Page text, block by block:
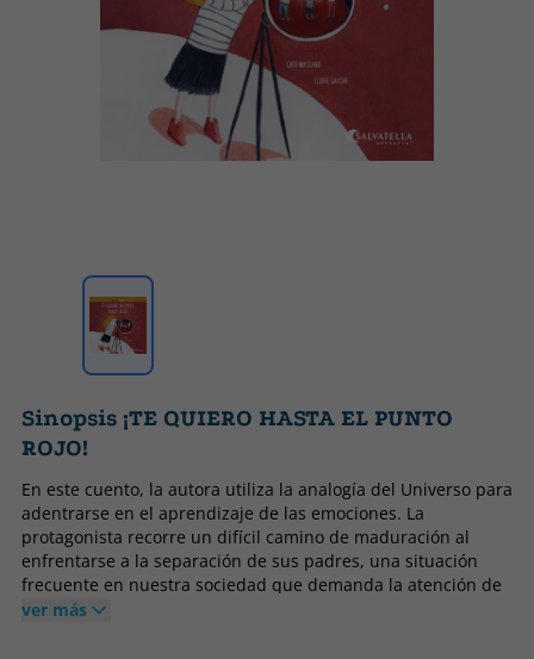
Sinopsis ¡TE QUIERO HASTA EL PUNTO
ROJO!
En este cuento, la autora utiliza la analogía del Universo para
adentrarse en el aprendizaje de las emociones. La
protagonista recorre un difícil camino de maduración al
enfrentarse a la separación de sus padres, una situación
frecuente en nuestra sociedad que demanda la atención de
los más pequeños.
ver más